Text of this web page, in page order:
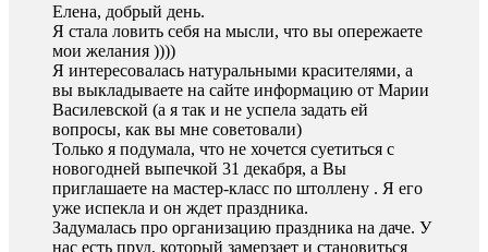
Елена, добрый день.
Я стала ловить себя на мысли, что вы опережаете
мои желания ))))
Я интересовалась натуральными красителями, а
вы выкладываете на сайте информацию от Марии
Василевской (а я так и не успела задать ей
вопросы, как вы мне советовали)
Только я подумала, что не хочется суетиться с
новогодней выпечкой 31 декабря, а Вы
приглашаете на мастер-класс по штоллену . Я его
уже испекла и он ждет праздника.
Задумалась про организацию праздника на даче. У
нас есть пруд, который замерзает и становиться